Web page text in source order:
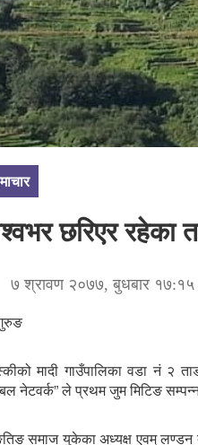
छरिएर रहेका
७ श्रावण २०७७, बुधबार
मादी गाउँपालिका वडा नं २
नेटवर्क” ले प्रथम जुम मिटिङ
समाज युकेका अध्यक्ष एवम् लण्डन